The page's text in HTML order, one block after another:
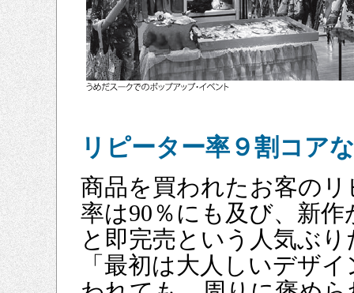
リピーター率９割コア
商品を買われたお客のリ
率は90％にも及び、新作
と即完売という人気ぶり
「最初は大人しいデザ